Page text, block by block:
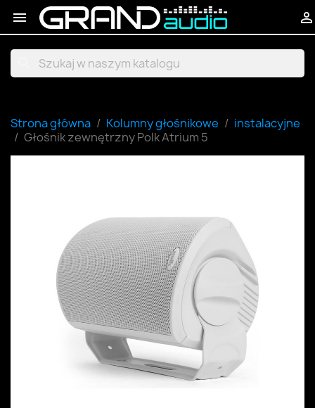
 
Strona główna Kolumny głośnikowe
instalacyjne
Głośnik zewnętrzny Polk Atrium 5